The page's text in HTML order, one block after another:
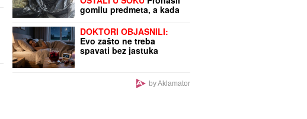
gomilu predmeta, a kada
je usledilo hapšenje
DOKTORI OBJASNILI:
Evo zašto ne treba
spavati bez jastuka
by Aklamator